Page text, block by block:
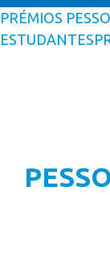
PRÉMIOS
ESTUDANTES